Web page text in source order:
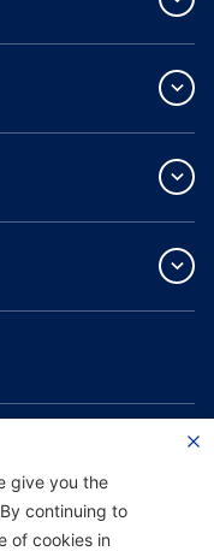
Health Plan 계약을 체결한
give you the
continuing to
of cookies in